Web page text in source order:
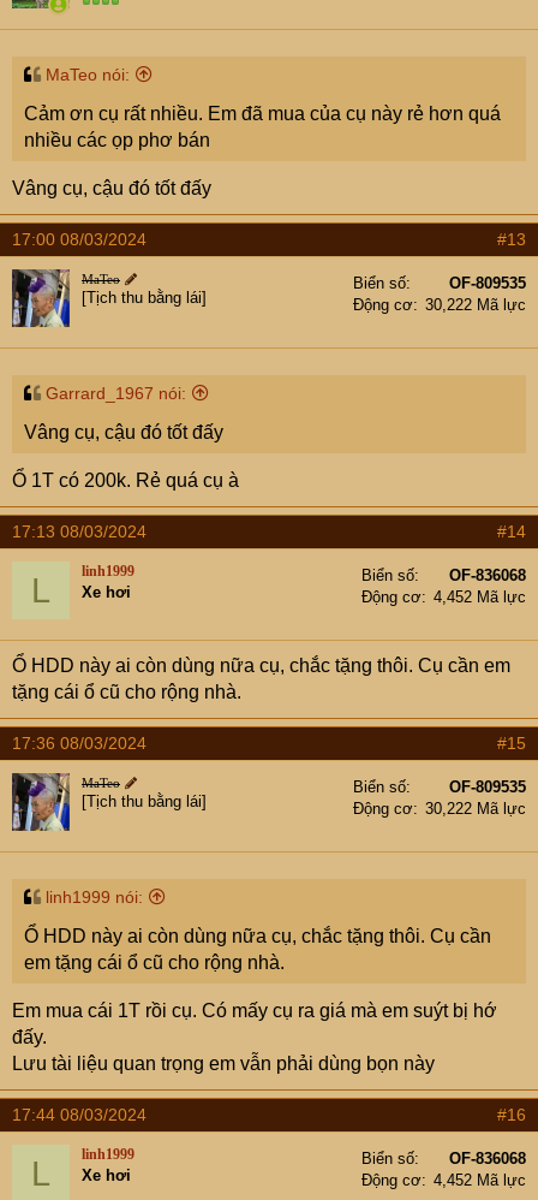
MaTeo nói:
Cảm ơn cụ rất nhiều. Em đã mua của cụ này rẻ hơn quá
nhiều các ọp phơ bán
Vâng cụ, cậu đó tốt đấy
17:00 08/03/2024 #13
MaTeo
[Tịch thu bằng lái]
Biển số
OF-809535
Động cơ
30,222 Mã lực
Garrard_1967 nói:
Vâng cụ, cậu đó tốt đấy
Ổ 1T có 200k. Rẻ quá cụ à
17:13 08/03/2024 #14
L linh1999
Xe hơi
Biển số
OF-836068
Động cơ
4,452 Mã lực
Ổ HDD này ai còn dùng nữa cụ, chắc tặng thôi. Cụ cần em
tặng cái ổ cũ cho rộng nhà.
17:36 08/03/2024 #15
MaTeo
[Tịch thu bằng lái]
Biển số
OF-809535
Động cơ
30,222 Mã lực
linh1999 nói:
Ổ HDD này ai còn dùng nữa cụ, chắc tặng thôi. Cụ cần
em tặng cái ổ cũ cho rộng nhà.
Em mua cái 1T rồi cụ. Có mấy cụ ra giá mà em suýt bị hớ
đấy.
Lưu tài liệu quan trọng em vẫn phải dùng bọn này
17:44 08/03/2024 #16
L linh1999
Xe hơi
Biển số
OF-836068
Động cơ
4,452 Mã lực